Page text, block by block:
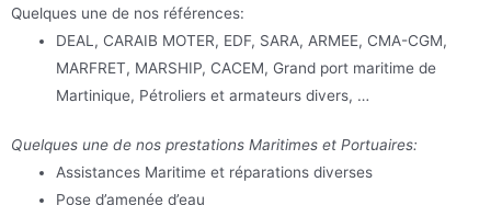
Quelques une de nos références:
DEAL, CARAIB MOTER, EDF, SARA, ARMEE, CMA-CGM,
MARFRET, MARSHIP, CACEM, Grand port maritime de
Martinique, Pétroliers et armateurs divers, …
Quelques une de nos prestations Maritimes et Portuaires:
Assistances Maritime et réparations diverses
Pose d’amenée d’eau